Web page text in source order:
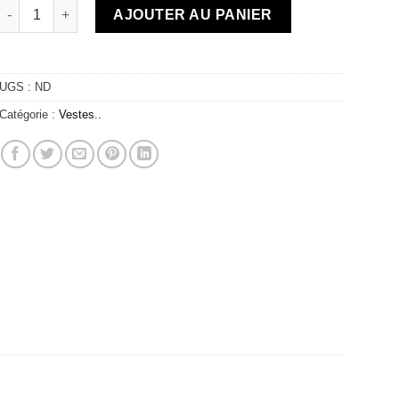
de Coupe-vent crop - Tenne brown
AJOUTER AU PANIER
UGS : ND
Catégorie :Vestes..